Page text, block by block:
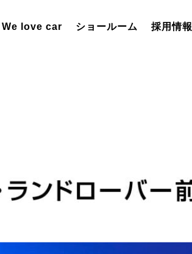
We love car ショールーム 採用情報